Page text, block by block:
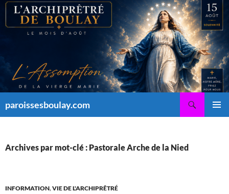
Aller
contenu
paroissesboulay.com
Archives par mot-clé : Pastorale Arche de la Nied
INFORMATION,VIE DE L'ARCHIPRÊTRÉ